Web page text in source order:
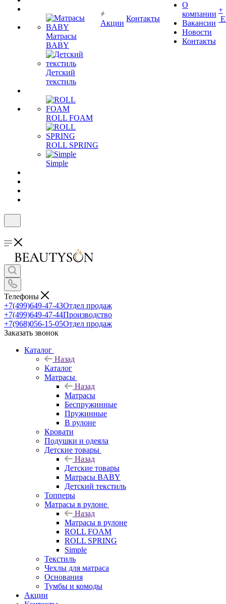
Матрасы
BABY
Детский
текстиль
ROLL FOAM
ROLL SPRING
Simple
Акции
Контакты
О
компании
Вакансии
Новости
Контакты
+
Телефоны
+7(499)649-47-43Отдел продаж
+7(499)649-47-44Производство
+7(968)056-15-05Отдел продаж
Заказать звонок
Каталог
Назад
Каталог
Матрасы
Назад
Матрасы
Беспружинные
Пружинные
В рулоне
Кровати
Подушки и одеяла
Детские товары
Назад
Детские товары
Матрасы BABY
Детский текстиль
Топперы
Матрасы в рулоне
Назад
Матрасы в рулоне
ROLL FOAM
ROLL SPRING
Simple
Текстиль
Чехлы для матраса
Основания
Тумбы и комоды
Акции